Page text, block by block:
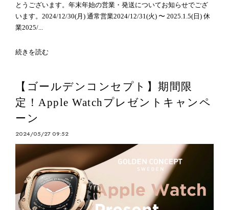
とうございます。年末年始の営業・発送についてお知らせでござ
います。2024/12/30(月) 通常営業2024/12/31(火) 〜 2025.1.5(日) 休
業2025/...
続きを読む
【ゴールデンコンセプト】期間限
定！Apple Watchプレゼントキャンペ
ーン
2024/05/27 09:52